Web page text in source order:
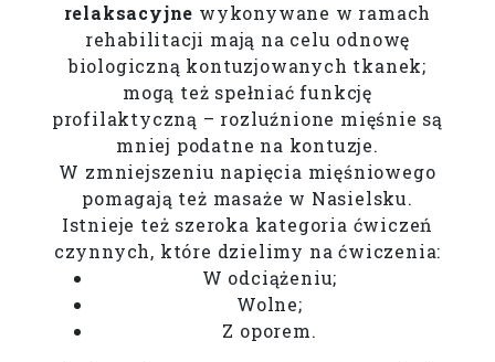
relaksacyjne wykonywane w ramach
rehabilitacji mają na celu odnowę
biologiczną kontuzjowanych tkanek;
mogą też spełniać funkcję
profilaktyczną – rozluźnione mięśnie są
mniej podatne na kontuzje.
W zmniejszeniu napięcia mięśniowego
pomagają też masaże w Nasielsku.
Istnieje też szeroka kategoria ćwiczeń
czynnych, które dzielimy na ćwiczenia:
W odciążeniu;
Wolne;
Z oporem.